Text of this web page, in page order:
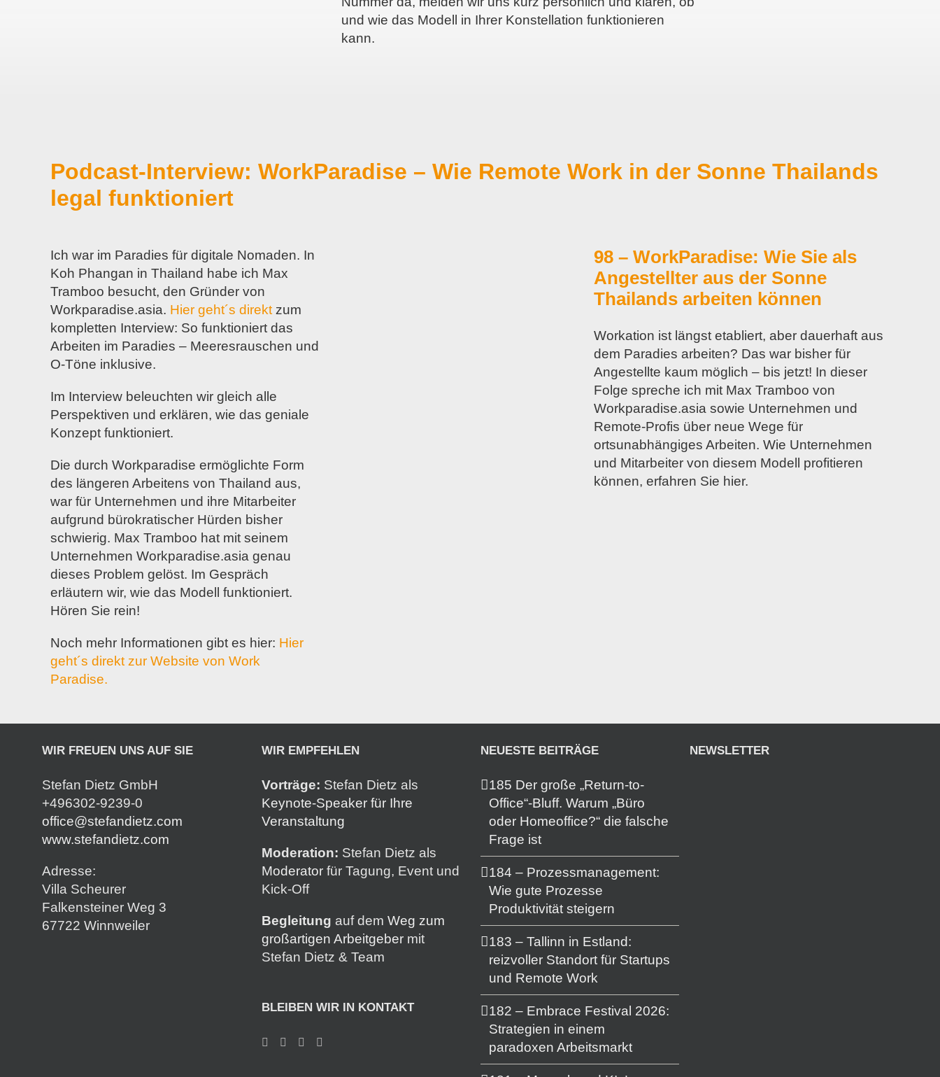
und wie das Modell in Ihrer Konstellation funktionieren
kann.
Podcast-Interview: WorkParadise – Wie Remote Work in der Sonne Thailands
legal funktioniert
Ich war im Paradies für digitale Nomaden. In
Koh Phangan in Thailand habe ich Max
Tramboo besucht, den Gründer von
Workparadise.asia. Hier geht´s direkt zum
kompletten Interview: So funktioniert das
Arbeiten im Paradies – Meeresrauschen und
O-Töne inklusive.
Im Interview beleuchten wir gleich alle
Perspektiven und erklären, wie das geniale
Konzept funktioniert.
Die durch Workparadise ermöglichte Form
des längeren Arbeitens von Thailand aus,
war für Unternehmen und ihre Mitarbeiter
aufgrund bürokratischer Hürden bisher
schwierig. Max Tramboo hat mit seinem
Unternehmen Workparadise.asia genau
dieses Problem gelöst. Im Gespräch
erläutern wir, wie das Modell funktioniert.
Hören Sie rein!
Noch mehr Informationen gibt es hier: Hier
geht´s direkt zur Website von Work
Paradise.
98 – WorkParadise: Wie Sie als
Angestellter aus der Sonne
Thailands arbeiten können
Workation ist längst etabliert, aber dauerhaft aus
dem Paradies arbeiten? Das war bisher für
Angestellte kaum möglich – bis jetzt! In dieser
Folge spreche ich mit Max Tramboo von
Workparadise.asia sowie Unternehmen und
Remote-Profis über neue Wege für
ortsunabhängiges Arbeiten. Wie Unternehmen
und Mitarbeiter von diesem Modell profitieren
können, erfahren Sie hier.
WIR FREUEN UNS AUF SIE
Stefan Dietz GmbH
+496302-9239-0
office@stefandietz.com
www.stefandietz.com
Adresse:
Villa Scheurer
Falkensteiner Weg 3
67722 Winnweiler
WIR EMPFEHLEN
Vorträge: Stefan Dietz als
Keynote-Speaker für Ihre
Veranstaltung
Moderation: Stefan Dietz als
Moderatorfür Tagung, Event und
Kick-Off
Begleitung auf dem Weg zum
großartigen Arbeitgebermit
Stefan Dietz & Team
BLEIBEN WIR IN KONTAKT
NEUESTE BEITRÄGE
185 Der große „Return-to-
Office“-Bluff. Warum „Büro
oder Homeoffice?“ die falsche
Frage ist
184 – Prozessmanagement:
Wie gute Prozesse
Produktivität steigern
183 – Tallinn in Estland:
reizvoller Standort für Startups
und Remote Work
182 – Embrace Festival 2026:
Strategien in einem
paradoxen Arbeitsmarkt
NEWSLETTER